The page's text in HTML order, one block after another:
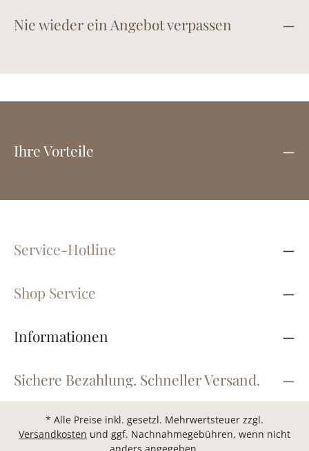
Nie wieder ein Angebot verpassen
Ihre Vorteile
Service-Hotline
Shop Service
Informationen
Sichere Bezahlung. Schneller Versand.
* Alle Preise inkl. gesetzl. Mehrwertsteuer zzgl.
Versandkosten und ggf. Nachnahmegebühren, wenn nicht